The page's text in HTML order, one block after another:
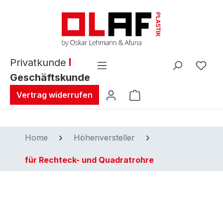
Privatkunde
Geschäftskunde
Vertrag widerrufen Warenkorb enthält
Home Höhenversteller
für Rechteck- und Quadratrohre